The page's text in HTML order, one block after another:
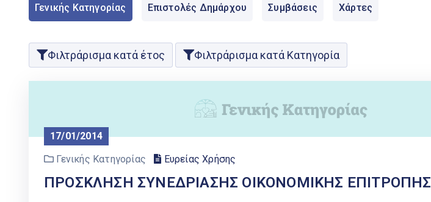
Γενικής Κατηγορίας Επιστολές Δημάρχου Συμβάσεις Χάρτες
Φιλτράρισμα κατά έτος Φιλτράρισμα κατά Κατηγορία
17/01/2014
Γενικής Κατηγορίας
Ευρείας Χρήσης
ΠΡΟΣΚΛΗΣΗ ΣΥΝΕΔΡΙΑΣΗΣ ΟΙΚΟΝΟΜΙΚΗΣ ΕΠΙΤΡΟΠΗΣ